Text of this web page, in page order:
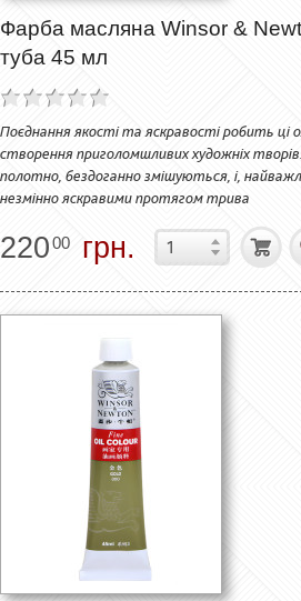
Фарба масляна Winsor &
туба 45 мл
Поєднання якості та яскравості робить ці
створення приголомшливих художніх
полотно, бездоганно змішуються, і,
незмінно яскравими протягом трива
22000 грн.